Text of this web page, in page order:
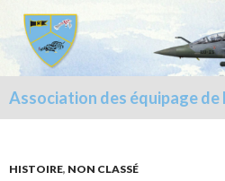
HISTOIRE, NON CLASSÉ